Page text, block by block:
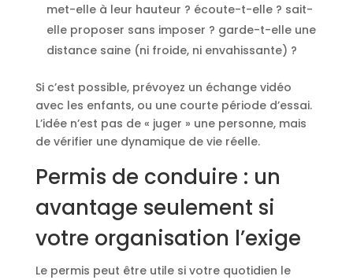
met-elle à leur hauteur ? écoute-t-elle ? sait-
elle proposer sans imposer ? garde-t-elle une
distance saine (ni froide, ni envahissante) ?
Si c’est possible, prévoyez un échange vidéo
avec les enfants, ou une courte période d’essai.
L’idée n’est pas de « juger » une personne, mais
de vérifier une dynamique de vie réelle.
Permis de conduire : un
avantage seulement si
votre organisation l’exige
Le permis peut être utile si votre quotidien le